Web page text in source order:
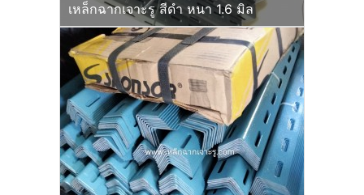
เหล็กฉากเจาะรู สีดำ หนา 1.6 มิล